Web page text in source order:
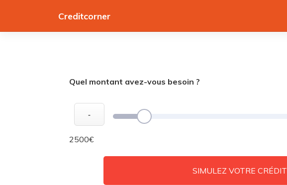
content
Creditcorner
Quel montant avez-vous besoin ?
-
2500€
SIMULEZ VOTRE CRÉDIT